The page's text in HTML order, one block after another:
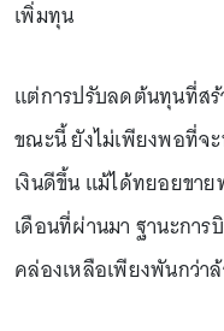
เพิ่มทุน
แต่การปรับลดต้นทุนที่สร้
ขณะนี้ ยังไม่เพียงพอที่จ
เงินดีขึ้น แม้ได้ทยอยขา
เดือนที่ผ่านมา ฐานะกา
คล่องเหลือเพียงพันกว่า